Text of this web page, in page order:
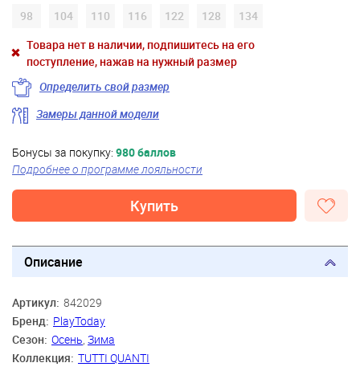
98
104 110 116 122 128
134
Товара нет в наличии, подпишитесь на его
поступление, нажав на нужный размер
Определить свой размер
Замеры данной модели
Бонусы за покупку: 980 баллов
Подробнее о программе лояльности
Купить
Описание
Артикул: 842029
Бренд: PlayToday
Сезон: Осень Зима
Коллекция: TUTTI QUANTI